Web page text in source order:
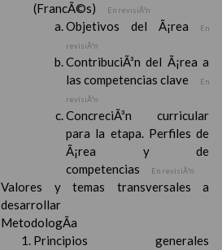
(FrancÃ©s) En revisiÃ³n
Objetivos del Ã¡rea
En
revisiÃ³n
ContribuciÃ³n del Ã¡rea a
las competencias clave
En
revisiÃ³n
ConcreciÃ³n curricular
para la etapa. Perfiles de
Ã¡rea y de
competencias
En revisiÃ³n
Valores y temas transversales a
desarrollar
MetodologÃ­a
Principios generales